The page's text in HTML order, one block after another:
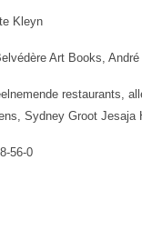
Kleyn
Art Books,
restaurants,
Sydney Groot Jesaja
56-0